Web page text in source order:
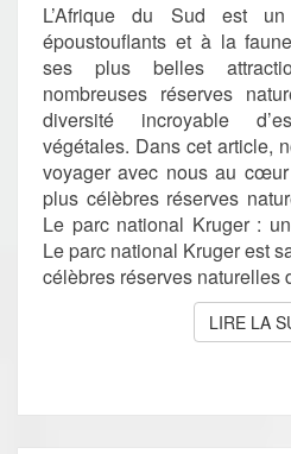
L’Afrique du Sud est
époustouflants et à la
ses plus belles
nombreuses réserves
diversité incroyable
végétales. Dans cet article,
voyager avec nous au
plus célèbres réserves
Le parc national Kruger :
Le parc national Kruger est
célèbres réserves naturelles
LIRE LA